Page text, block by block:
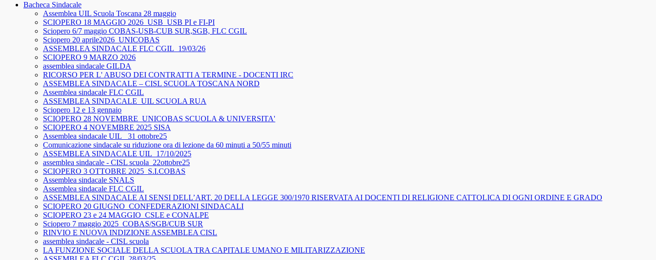
Bacheca Sindacale
Assemblea UIL Scuola Toscana 28 maggio
SCIOPERO 18 MAGGIO 2026_USB_USB PI e FI-PI
Sciopero 6/7 maggio COBAS-USB-CUB SUR,SGB, FLC CGIL
Sciopero 20 aprile2026_UNICOBAS
ASSEMBLEA SINDACALE FLC CGIL_19/03/26
SCIOPERO 9 MARZO 2026
assemblea sindacale GILDA
RICORSO PER L' ABUSO DEI CONTRATTI A TERMINE - DOCENTI IRC
ASSEMBLEA SINDACALE – CISL SCUOLA TOSCANA NORD
Assemblea sindacale FLC CGIL
ASSEMBLEA SINDACALE_UIL SCUOLA RUA
Sciopero 12 e 13 gennaio
SCIOPERO 28 NOVEMBRE_UNICOBAS SCUOLA & UNIVERSITA'
SCIOPERO 4 NOVEMBRE 2025 SISA
Assemblea sindacale UIL_ 31 ottobre25
Comunicazione sindacale su riduzione ora di lezione da 60 minuti a 50/55 minuti
ASSEMBLEA SINDACALE UIL_17/10/2025
assemblea sindacale - CISL scuola_22ottobre25
SCIOPERO 3 OTTOBRE 2025_S.I.COBAS
Assemblea sindacale SNALS
Assemblea sindacale FLC CGIL
ASSEMBLEA SINDACALE AI SENSI DELL’ART. 20 DELLA LEGGE 300/1970 RISERVATA AI DOCENTI DI RELIGIONE CATTOLICA DI OGNI ORDINE E GRADO
SCIOPERO 20 GIUGNO_CONFEDERAZIONI SINDACALI
SCIOPERO 23 e 24 MAGGIO_CSLE e CONALPE
Sciopero 7 maggio 2025_COBAS/SGB/CUB SUR
RINVIO E NUOVA INDIZIONE ASSEMBLEA CISL
assemblea sindacale - CISL scuola
LA FUNZIONE SOCIALE DELLA SCUOLA TRA CAPITALE UMANO E MILITARIZZAZIONE